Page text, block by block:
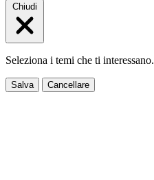
Chiudi
Seleziona i temi che ti interessano.
Salva Cancellare